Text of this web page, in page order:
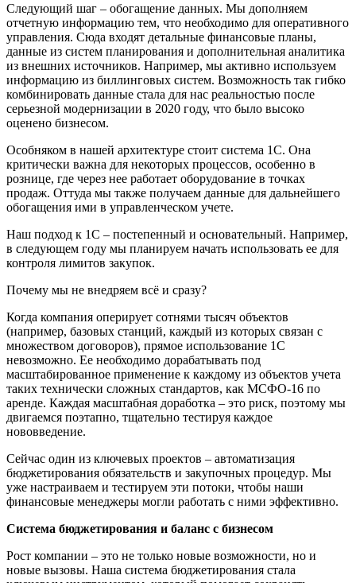
Следующий шаг – обогащение данных. Мы дополняем
отчетную информацию тем, что необходимо для оперативного
управления. Сюда входят детальные финансовые планы,
данные из систем планирования и дополнительная аналитика
из внешних источников. Например, мы активно используем
информацию из биллинговых систем. Возможность так гибко
комбинировать данные стала для нас реальностью после
серьезной модернизации в 2020 году, что было высоко
оценено бизнесом.
Особняком в нашей архитектуре стоит система 1С. Она
критически важна для некоторых процессов, особенно в
рознице, где через нее работает оборудование в точках
продаж. Оттуда мы также получаем данные для дальнейшего
обогащения ими в управленческом учете.
Наш подход к 1С – постепенный и основательный. Например,
в следующем году мы планируем начать использовать ее для
контроля лимитов закупок.
Почему мы не внедряем всё и сразу?
Когда компания оперирует сотнями тысяч объектов
(например, базовых станций, каждый из которых связан с
множеством договоров), прямое использование 1С
невозможно. Ее необходимо дорабатывать под
масштабированное применение к каждому из объектов учета
таких технически сложных стандартов, как МСФО-16 по
аренде. Каждая масштабная доработка – это риск, поэтому мы
двигаемся поэтапно, тщательно тестируя каждое
нововведение.
Сейчас один из ключевых проектов – автоматизация
бюджетирования обязательств и закупочных процедур. Мы
уже настраиваем и тестируем эти потоки, чтобы наши
финансовые менеджеры могли работать с ними эффективно.
Система бюджетирования и баланс с бизнесом
Рост компании – это не только новые возможности, но и
новые вызовы. Наша система бюджетирования стала